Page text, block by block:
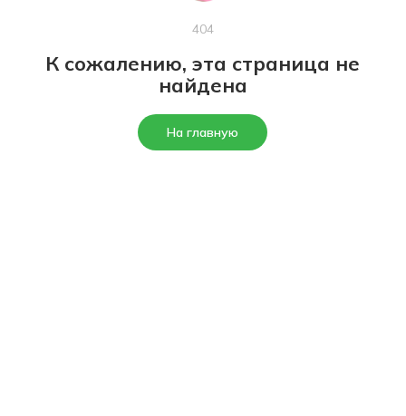
404
К сожалению, эта страница не
найдена
На главную